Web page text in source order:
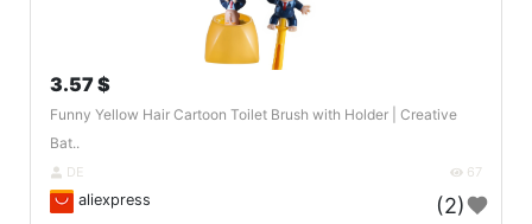
3.57 $
Funny Yellow Hair Cartoon Toilet Brush with Holder | Creative
Bat..
DE 67
aliexpress (2)